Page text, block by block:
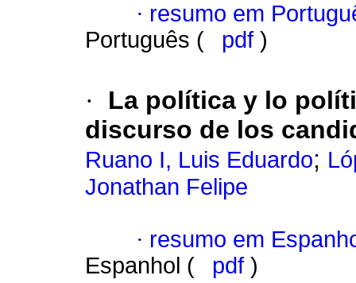
· resumo em
Português (
pdf )
·
La política y lo
discurso de los
Ruano I, Luis Eduardo;
Jonathan Felipe
· resumo em
Espanhol (
pdf )